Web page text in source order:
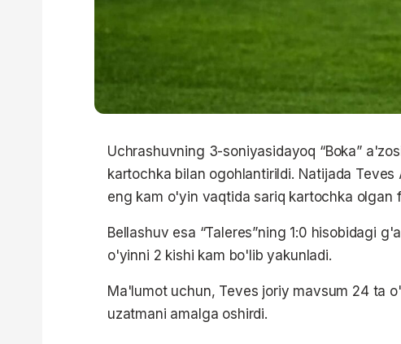
Uchrashuvning 3-soniyasidayoq “Boka”
kartochka bilan ogohlantirildi. Natijada
eng kam o'yin vaqtida sariq kartochka olgan
Bellashuv esa “Taleres”ning 1:0 hisobidagi
o'yinni 2 kishi kam bo'lib yakunladi.
Ma'lumot uchun, Teves joriy mavsum 24 ta
uzatmani amalga oshirdi.